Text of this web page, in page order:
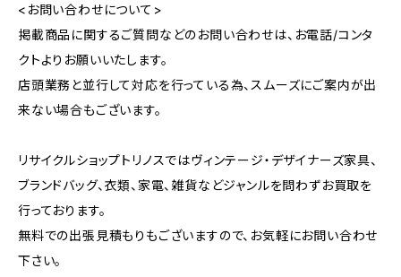
<お問い合わせについて>
掲載商品に関するご質問などのお問い合わせは、お電話/コンタ
クトよりお願いいたします。
店頭業務と並行して対応を行っている為、スムーズにご案内が出
来ない場合もございます。
リサイクルショップトリノスではヴィンテージ・デザイナーズ家具、
ブランドバッグ、衣類、家電、雑貨などジャンルを問わずお買取を
行っております。
無料での出張見積もりもございますので、お気軽にお問い合わせ
下さい。